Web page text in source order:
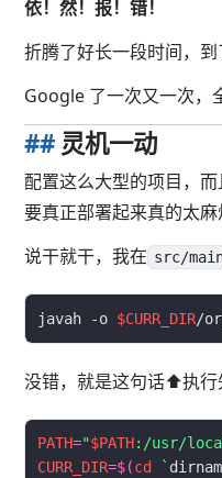
依！然！报！错！
折腾了好长一段时间，
Google 了一次又一次，
## 灵机一动
配置这么大型的项目，
要真正部署起来真的太麻
说干就干，我在 src/
javah -o $CURR_DIR/
没错，就是这句话⬆️执行
PATH="$PATH:/usr/
CURR_DIR=$(cd `